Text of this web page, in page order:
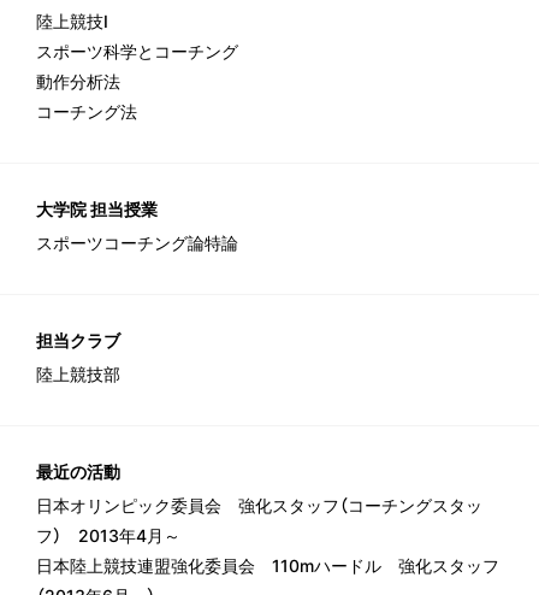
陸上競技Ⅰ
スポーツ科学とコーチング
動作分析法
コーチング法
大学院 担当授業
スポーツコーチング論特論
担当クラブ
陸上競技部
最近の活動
日本オリンピック委員会 強化スタッフ（コーチングスタッ
フ） 2013年4月～
日本陸上競技連盟強化委員会 110mハードル 強化スタッフ